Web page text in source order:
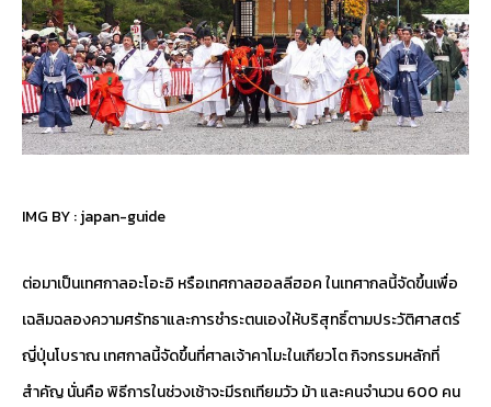
IMG BY :japan-guide
ต่อมาเป็นเทศกาลอะโอะอิ หรือเทศกาลฮอลลีฮอค ในเทศากลนี้จัดขึ้นเพื่อ
เฉลิมฉลองความศรัทธาและการชำระตนเองให้บริสุทธิ์ตามประวัติศาสตร์
ญี่ปุ่นโบราณ เทศกาลนี้จัดขึ้นที่ศาลเจ้าคาโมะในเกียวโต กิจกรรมหลักที่
สำคัญ นั่นคือ พิธีการในช่วงเช้าจะมีรถเทียมวัว ม้า และคนจำนวน 600 คน